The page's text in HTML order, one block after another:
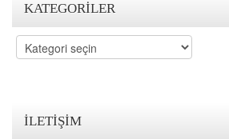
KATEGORILER
Kategoriler
İLETIŞIM